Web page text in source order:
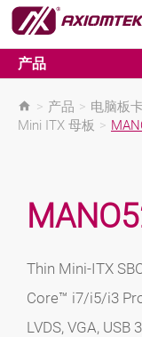
产品
> 产品 > 电脑板
Mini ITX 母板 >
Thin Mini-ITX
Core™ i7/i5/i3
LVDS, VGA, USB